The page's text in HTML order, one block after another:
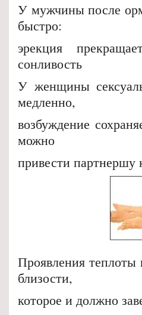
У мужчины после
быстро:
эрекция
сонливость
У женщины
медленно,
возбуждение
можно
привести партнершу
Проявления
близости,
которое и должно